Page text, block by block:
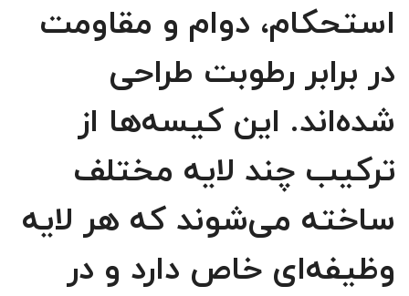
استحکام، دوام و مقاومت
در برابر رطوبت طراحی
شده‌اند. این کیسه‌ها از
ترکیب چند لایه مختلف
ساخته می‌شوند که هر لایه
وظیفه‌ای خاص دارد و در